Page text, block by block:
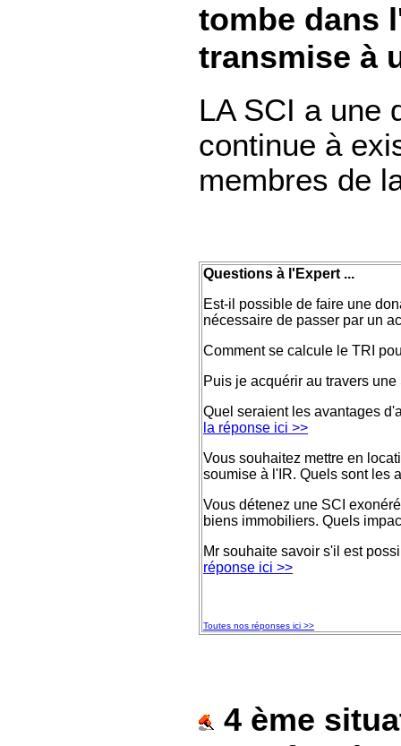
tombe dans
transmise à
LA SCI a une
continue à
membres de
Questions à l'Expert ...
Est-il possible de faire une
nécessaire de passer par un
Comment se calcule le TRI
Puis je acquérir au travers
Quel seraient les avantages
la réponse ici >>
Vous souhaitez mettre en
soumise à l'IR. Quels sont
Vous détenez une SCI
biens immobiliers. Quels
Mr souhaite savoir s'il est
réponse ici >>
Toutes nos réponses ici >>
4 ème